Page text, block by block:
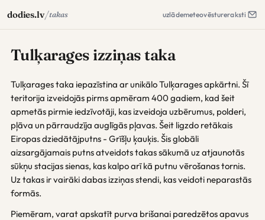
dodies.lv/takas uzlādemeteovēstureraksti
Tulķarages izziņas taka
Tulķarages taka iepazīstina ar unikālo Tulķarages apkārtni. Šī
teritorija izveidojās pirms apmēram 400 gadiem, kad šeit
apmetās pirmie iedzīvotāji, kas izveidoja uzbērumus, polderi,
pļāva un pārraudzīja auglīgās pļavas. Šeit ligzdo retākais
Eiropas dziedātājputns - Grīšļu ķauķis. Šis globāli
aizsargājamais putns atveidots takas sākumā uz atjaunotās
sūkņu stacijas sienas, kas kalpo arī kā putnu vērošanas tornis.
Uz takas ir vairāki dabas izziņas stendi, kas veidoti neparastās
formās.
Piemēram, varat apskatīt purva brišanai paredzētos apavus